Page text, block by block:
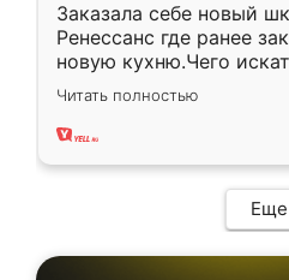
Заказала себе новый
Ренессанс где ранее
новую кухню.Чего
вполне довольна.
два года, нареканий нет.
Читать полностью
Еще